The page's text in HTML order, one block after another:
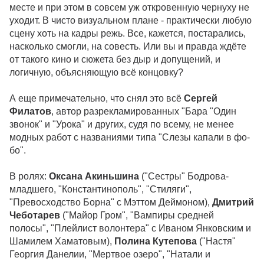
месте и при этом в совсем уж откровенную чернуху не
уходит. В чисто визуальном плане - практически любую
сцену хоть на кадры режь. Все, кажется, постарались,
насколько смогли, на совесть. Или вы и правда ждёте
от такого кино и сюжета без дыр и допущений, и
логичную, объясняющую всё концовку?
А еще примечательно, что снял это всё Сергей
Филатов, автор разрекламированных "Бара "Один
звонок" и "Урока" и других, судя по всему, не менее
модных работ с названиями типа "Слезы капали в фо-
бо".
В ролях: Оксана Акиньшина ("Сестры" Бодрова-
младшего, "Константинополь", "Стиляги",
"Превосходство Борна" с Мэттом Деймоном), Дмитрий
Чеботарев ("Майор Гром", "Вампиры средней
полосы", "Плейлист волонтера" с Иваном Янковским и
Шамилем Хаматовым), Полина Кутепова ("Настя"
Георгия Данелии, "Мертвое озеро", "Натали и